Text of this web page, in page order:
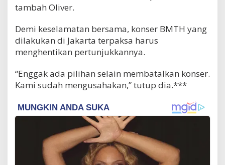
tambah Oliver.
Demi keselamatan bersama, konser BMTH yang
dilakukan di Jakarta terpaksa harus
menghentikan pertunjukkannya.
“Enggak ada pilihan selain membatalkan konser.
Kami sudah mengusahakan,” tutup dia.***